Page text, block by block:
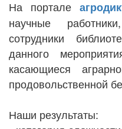
На портале
научные
сотрудники
данного
касающиеся
продовольственной
Наши результаты: